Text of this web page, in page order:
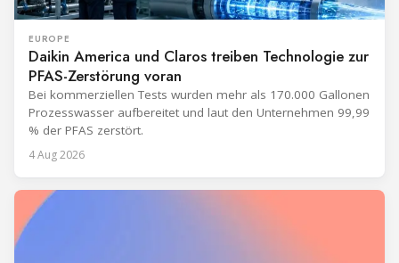
EUROPE
Daikin America und Claros treiben Technologie zur
PFAS-Zerstörung voran
Bei kommerziellen Tests wurden mehr als 170.000 Gallonen
Prozesswasser aufbereitet und laut den Unternehmen 99,99
% der PFAS zerstört.
4 Aug 2026